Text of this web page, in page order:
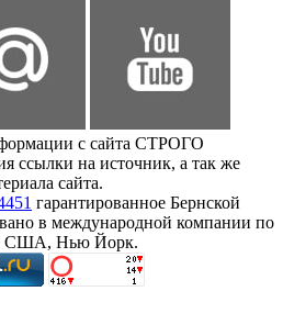
с сайта СТРОГО
на источник, а так же
сайта.
гарантированное Бернской
в международной компании по
в США, Нью Йорк.